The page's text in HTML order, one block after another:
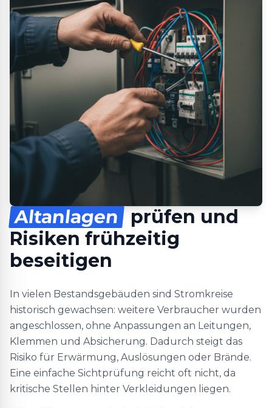
Altanlagen
prüfen und
Risiken frühzeitig
beseitigen
In vielen Bestandsgebäuden sind Stromkreise
historisch gewachsen: weitere Verbraucher wurden
angeschlossen, ohne Anpassungen an Leitungen,
Klemmen und Absicherung. Dadurch steigt das
Risiko für Erwärmung, Auslösungen oder Brände.
Eine einfache Sichtprüfung reicht oft nicht, da
kritische Stellen hinter Verkleidungen liegen.